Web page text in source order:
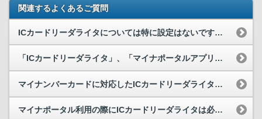
関連するよくあるご質問
ICカードリーダライタについては特に設定はないですか。
「ICカードリーダライタ」、「マイナポータルアプリ」の設定順序がありましたら教えてください。
マイナンバーカードに対応したICカードリーダライタはどこで確認できますか。
マイナポータル利用の際にICカードリーダライタは必要になりますか？